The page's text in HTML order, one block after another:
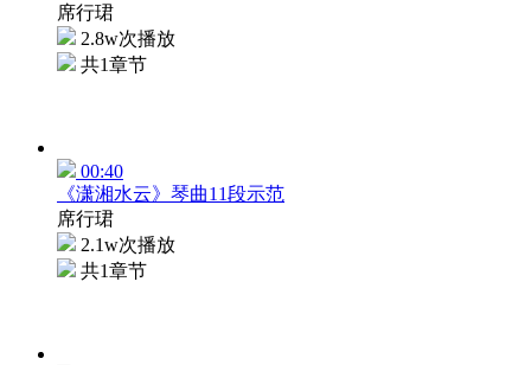
席行珺
2.8w次播放
共1章节
00:40
《潇湘水云》琴曲11段示范
席行珺
2.1w次播放
共1章节